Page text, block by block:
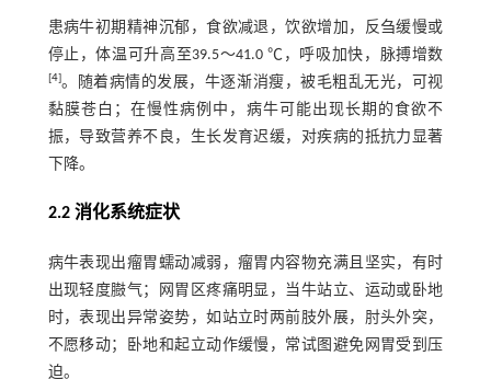
患病牛初期精神沉郁，食欲减退，饮欲增加，反刍缓慢或
停止，体温可升高至39.5～41.0 ℃，呼吸加快，脉搏增数
[4]。随着病情的发展，牛逐渐消瘦，被毛粗乱无光，可视
黏膜苍白；在慢性病例中，病牛可能出现长期的食欲不
振，导致营养不良，生长发育迟缓，对疾病的抵抗力显著
下降。
2.2 消化系统症状
病牛表现出瘤胃蠕动减弱，瘤胃内容物充满且坚实，有时
出现轻度臌气；网胃区疼痛明显，当牛站立、运动或卧地
时，表现出异常姿势，如站立时两前肢外展，肘头外突，
不愿移动；卧地和起立动作缓慢，常试图避免网胃受到压
迫。